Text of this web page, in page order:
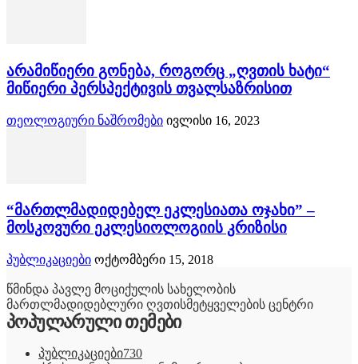
არამიწიერი გონება, როგორც „ღვთის ხატი“
მიწიერი პერსპექტივის თვალსაზრისით
თეოლოგიური ნაშრომები ივლისი 16, 2023
“მართლმადიდებელ ეკლესიათა ოჯახი” –
მოსკოვური ეკლესიოლოგიის კრიზისი
პუბლიკაციები ოქტომბერი 15, 2018
წმინდა პავლე მოციქულის სახელობის
მართლმადიდებლური ღვთისმეტყველების ცენტრი
პოპულარული თემები
პუბლიკაციები730